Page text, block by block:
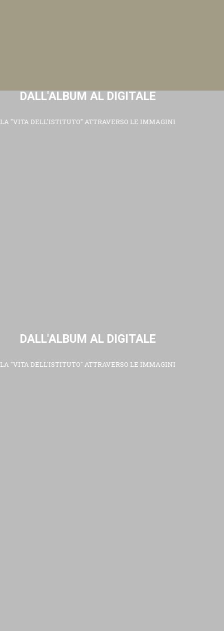
DALL'ALBUM AL DIGITALE
LA "VITA DELL'ISTITUTO" ATTRAVERSO LE IMMAGINI
DALL'ALBUM AL DIGITALE
LA "VITA DELL'ISTITUTO" ATTRAVERSO LE IMMAGINI